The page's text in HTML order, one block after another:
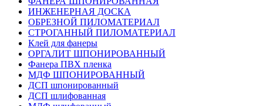
ИНЖЕНЕРНАЯ ДОСКА
ОБРЕЗНОЙ ПИЛОМАТЕРИАЛ
СТРОГАННЫЙ ПИЛОМАТЕРИАЛ
Клей для фанеры
ОРГАЛИТ ШПОНИРОВАННЫЙ
Фанера ПВХ пленка
МДФ ШПОНИРОВАННЫЙ
ДСП шпонированный
ДСП шлифованная